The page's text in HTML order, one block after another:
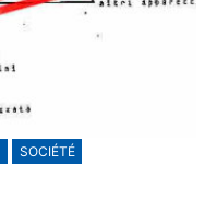
SOCIÉTÉ